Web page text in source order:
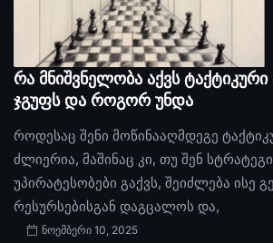
რა მნიშვნელობა აქვს ტაქტიკური
ჯგუფს და როგორ უნდა
როდესაც შენი მოწინააღმდეგე
ძლიერია, მაშინაც კი, თუ შენ
უპირატესობები გაქვს, შეიძლება
რესურსებისგან დაგცალოს და,
ნოემბერი 10, 2025